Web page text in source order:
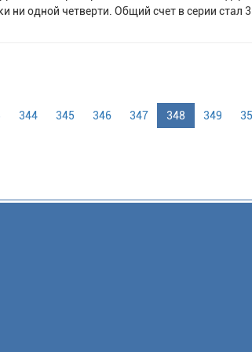
ни одной четверти. Общий счет в серии стал
344 345 346 347 348 349